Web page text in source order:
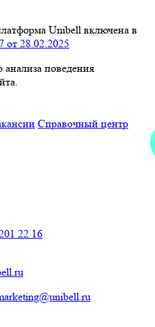
Unibell включена в
от 28.02.2025
поведения
Справочный центр
22 16